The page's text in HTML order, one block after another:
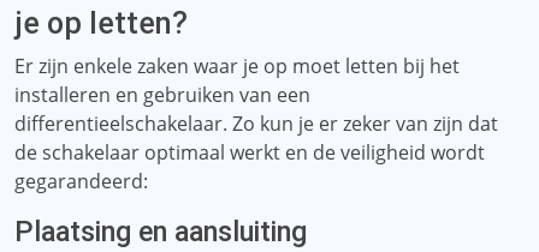
je op letten?
Er zijn enkele zaken waar je op moet letten bij het
installeren en gebruiken van een
differentieelschakelaar. Zo kun je er zeker van zijn dat
de schakelaar optimaal werkt en de veiligheid wordt
gegarandeerd:
Plaatsing en aansluiting